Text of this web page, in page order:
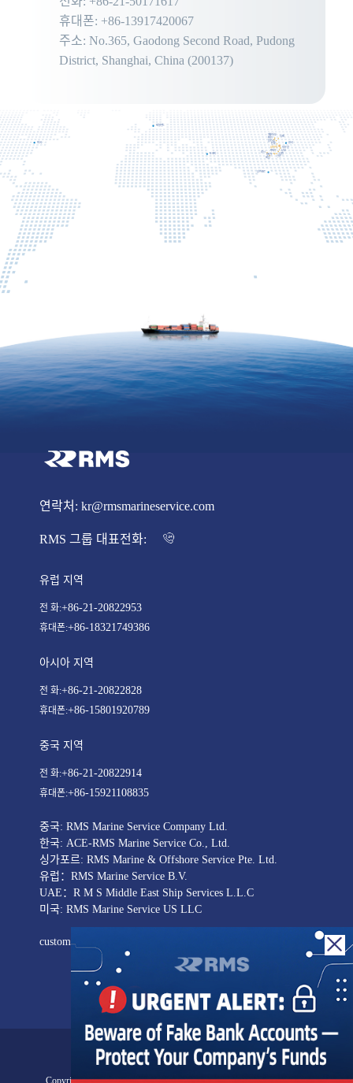
휴대폰: +86-13917420067
주소: No.365, Gaodong Second Road, Pudong
District, Shanghai, China (200137)
상하이
친황다오
칭다오
다롄
저우산
닝보
푸저우
샤먼
광저우
광시
해남
한국
싱가포르
네덜란드
미국
두바이
연락처: kr@rmsmarineservice.com
RMS 그룹 대표전화:
유럽 지역
전 화:+86-21-20822953
휴대폰:+86-18321749386
아시아 지역
전 화:+86-21-20822828
휴대폰:+86-15801920789
중국 지역
전 화:+86-21-20822914
휴대폰:+86-15921108835
중국: RMS Marine Service Company Ltd.
한국: ACE-RMS Marine Service Co., Ltd.
싱가포르: RMS Marine & Offshore Service Pte. Ltd.
유럽：RMS Marine Service B.V.
UAE：R M S Middle East Ship Services L.L.C
미국: RMS Marine Service US LLC
customer@rmsmarineservice.com
법적 고지
Copyright © RMS Marine Service Company Ltd. All Rights Reserved